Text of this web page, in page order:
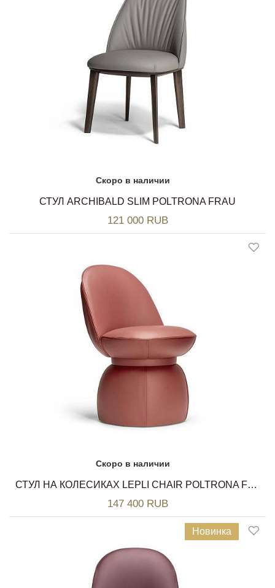
Скоро в наличии
СТУЛ ARCHIBALD SLIM POLTRONA FRAU
121 000 RUB
Скоро в наличии
СТУЛ НА КОЛЕСИКАХ LEPLI CHAIR POLTRONA FRAU
147 400 RUB
Новинка